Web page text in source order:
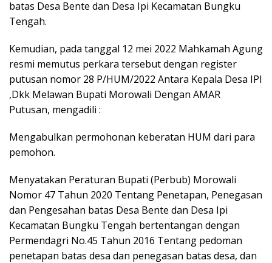
batas Desa Bente dan Desa Ipi Kecamatan Bungku
Tengah.
Kemudian, pada tanggal 12 mei 2022 Mahkamah Agung
resmi memutus perkara tersebut dengan register
putusan nomor 28 P/HUM/2022 Antara Kepala Desa IPI
,Dkk Melawan Bupati Morowali Dengan AMAR
Putusan, mengadili :
Mengabulkan permohonan keberatan HUM dari para
pemohon.
Menyatakan Peraturan Bupati (Perbub) Morowali
Nomor 47 Tahun 2020 Tentang Penetapan, Penegasan
dan Pengesahan batas Desa Bente dan Desa Ipi
Kecamatan Bungku Tengah bertentangan dengan
Permendagri No.45 Tahun 2016 Tentang pedoman
penetapan batas desa dan penegasan batas desa, dan